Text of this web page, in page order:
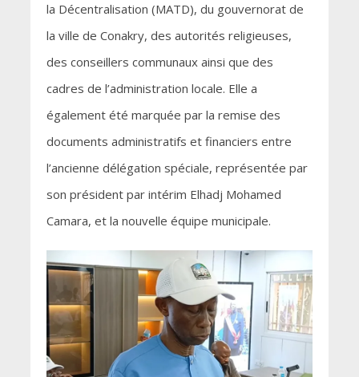
la Décentralisation (MATD), du gouvernorat de
la ville de Conakry, des autorités religieuses,
des conseillers communaux ainsi que des
cadres de l’administration locale. Elle a
également été marquée par la remise des
documents administratifs et financiers entre
l’ancienne délégation spéciale, représentée par
son président par intérim Elhadj Mohamed
Camara, et la nouvelle équipe municipale.